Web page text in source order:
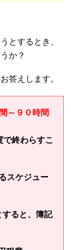
とするとき、
か？
答えします。
～９０時間
で終わらすこ
スケジュー
ると、簿記